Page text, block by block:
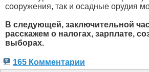
сооружения, так и осадные орудия
В следующей, заключительной
расскажем о налогах, зарплате,
выборах.
165 Комментарии